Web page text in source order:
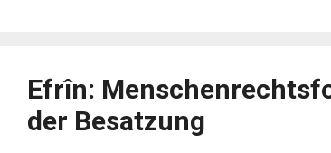
Efrîn:
der Besatzung